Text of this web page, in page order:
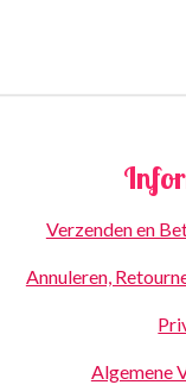
Verzenden en
Annuleren,
Algemene